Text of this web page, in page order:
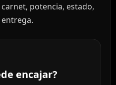
potencia, estado,
encajar?